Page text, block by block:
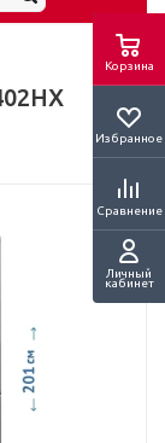
Корзина
Избранное
Сравнение
Личный
кабинет